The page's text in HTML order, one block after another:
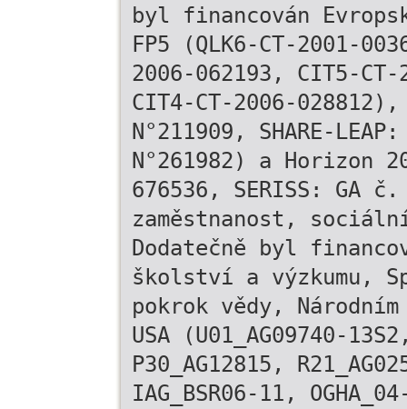
byl financován
FP5 (QLK6-CT-2001-
2006-062193, CIT5-CT-
CIT4-CT-2006-028812),
N°211909, SHARE-
N°261982) a Horizon
676536, SERISS: GA
zaměstnanost,
Dodatečně byl
školství a výzkumu,
pokrok vědy,
USA (U01_AG09740-
P30_AG12815,
IAG_BSR06-11,